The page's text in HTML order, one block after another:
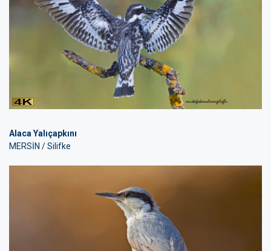
Alaca Yalıçapkını
MERSİN / Silifke